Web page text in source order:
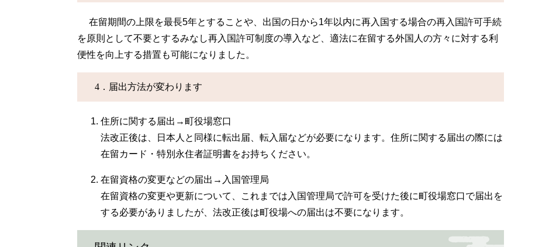
在留期間の上限を最長5年とすることや、出国の日から1年以内に再入国する場合の再入国許可手続
を原則として不要とするみなし再入国許可制度の導入など、適法に在留する外国人の方々に対する利
便性を向上する措置も可能になりました。
4．届出方法が変わります
住所に関する届出→町役場窓口
法改正後は、日本人と同様に転出届、転入届などが必要になります。住所に関する届出の際には
在留カード・特別永住者証明書をお持ちください。
在留資格の変更などの届出→入国管理局
在留資格の変更や更新について、これまでは入国管理局で許可を受けた後に町役場窓口で届出を
する必要がありましたが、法改正後は町役場への届出は不要になります。